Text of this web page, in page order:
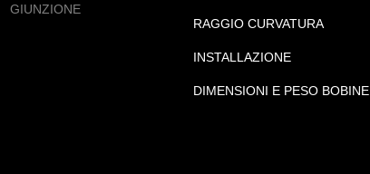
GIUNZIONE
RAGGIO CURVATURA
INSTALLAZIONE
DIMENSIONI E PESO BOBINE